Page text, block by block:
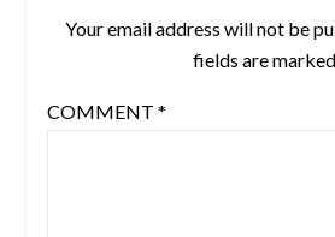
Your email address will not be
fields are marked
COMMENT *